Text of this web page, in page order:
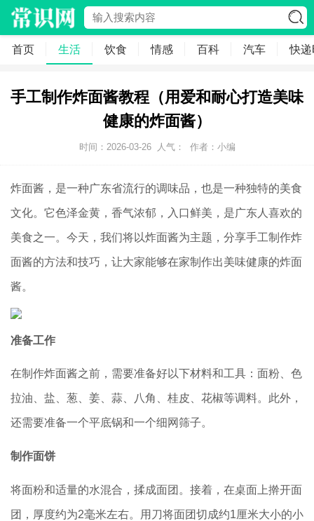
首页 生活 饮食 情感 百科 汽车 快
手工制作炸面酱教程（用爱和耐心打造美味
健康的炸面酱）
时间：2026-03-26 人气： 作者：小编
炸面酱，是一种广东省流行的调味品，也是一种独特的美食
文化。它色泽金黄，香气浓郁，入口鲜美，是广东人喜欢的
美食之一。今天，我们将以炸面酱为主题，分享手工制作炸
面酱的方法和技巧，让大家能够在家制作出美味健康的炸面
酱。
准备工作
在制作炸面酱之前，需要准备好以下材料和工具：面粉、色
拉油、盐、葱、姜、蒜、八角、桂皮、花椒等调料。此外，
还需要准备一个平底锅和一个细网筛子。
制作面饼
将面粉和适量的水混合，揉成面团。接着，在桌面上擀开面
团，厚度约为2毫米左右。用刀将面团切成约1厘米大小的小